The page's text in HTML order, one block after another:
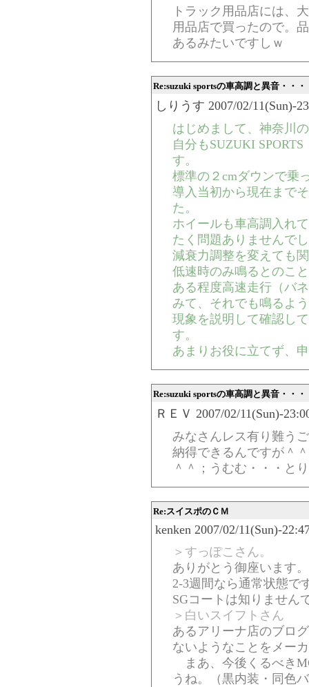
トラック用品店には、
用品店で買ったので。
あるみたいですしｗ
Re:suzuki sportsの車高調と異音・・・
しりうす 2007/02/11(Sun)-
はじめまして、神奈川
自分もSUZUKI
す。
標準の２cmダウンで乗
導入当初から現在まで
た。
ホイールも車高調入れ
たく問題ありませんで
減衰力調整を変えても
低速時のみ鳴るとのこ
ある程度高速走行（バ
みて、それでも鳴るよ
現象を説明して確認し
す。
あまりお役に立てず、
Re:suzuki sportsの車高調と異音・・・
ＲＥＶ 2007/02/11(Sun)-
みなさんレス有り難う
納得できるんですが＾
＾＾；うむむ・・・と
Re:スイスポのＣＭ
kenken 2007/02/11(Sun)-
＞すっぽこさん。
ありがとう御座います。
2-3週間なら通常状態で
SGコートは知りません
＞白いスイフトさん
あるアリーナ店のブロ
ないようなことをメー
まあ、今後くるべき
うね。（黒内装・同色